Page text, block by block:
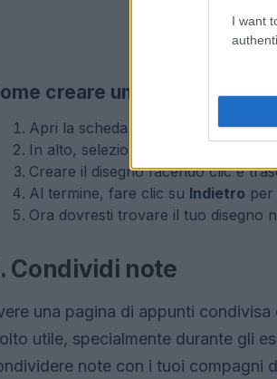
I want
creare un disegno come
Apri la scheda
su Google
In alto, selezionate
Creare il disegno facendo clic e
Al termine, fare clic su Indietro per
Ora dovresti trovare il tuo disegno
Condividi note
una pagina di appunti
utile, specialmente durante gli
note con i tuoi compagni